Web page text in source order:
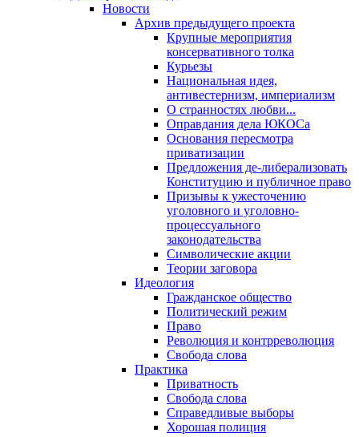
Новости
Архив предыдущего проекта
Крупные мероприятия
консервативного толка
Курьезы
Национальная идея,
антивестернизм, империализм
О странностях любви...
Оправдания дела ЮКОСа
Основания пересмотра
приватизации
Предложения де-либерализовать
Конституцию и публичное право
Призывы к ужесточению
уголовного и уголовно-
процессуального
законодательства
Символические акции
Теории заговора
Идеология
Гражданское общество
Политический режим
Право
Революция и контрреволюция
Свобода слова
Практика
Приватность
Свобода слова
Справедливые выборы
Хорошая полиция